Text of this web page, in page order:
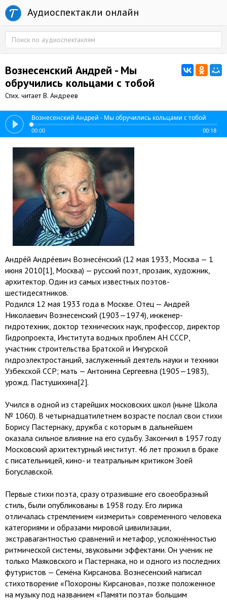
Аудиоспектакли онлайн
Вознесенский Андрей - Мы
обручились кольцами с тобой
Стих. читает В. Андреев
Вознесенский Андрей - Мы обручились кольцами с тобой
00:00 00:18
Андре́й Андре́евич Вознесе́нский (12 мая 1933, Москва — 1
июня 2010[1], Москва) — русский поэт, прозаик, художник,
архитектор. Один из самых известных поэтов-
шестидесятников.
Родился 12 мая 1933 года в Москве. Отец — Андрей
Николаевич Вознесенский (1903—1974), инженер-
гидротехник, доктор технических наук, профессор, директор
Гидропроекта, Института водных проблем АН СССР,
участник строительства Братской и Ингурской
гидроэлектростанций, заслуженный деятель науки и техники
Узбекской ССР; мать — Антонина Сергеевна (1905—1983),
урожд. Пастушихина[2].
Учился в одной из старейших московских школ (ныне Школа
№ 1060). В четырнадцатилетнем возрасте послал свои стихи
Борису Пастернаку, дружба с которым в дальнейшем
оказала сильное влияние на его судьбу. Закончил в 1957 году
Московский архитектурный институт. 46 лет прожил в браке
с писательницей, кино- и театральным критиком Зоей
Богуславской.
Первые стихи поэта, сразу отразившие его своеобразный
стиль, были опубликованы в 1958 году. Его лирика
отличалась стремлением «измерить» современного человека
категориями и образами мировой цивилизации,
экстравагантностью сравнений и метафор, усложнённостью
ритмической системы, звуковыми эффектами. Он ученик не
только Маяковского и Пастернака, но и одного из последних
футуристов — Семёна Кирсанова. Вознесенский написал
стихотворение «Похороны Кирсанова», позже положенное
на музыку под названием «Памяти поэта» большим